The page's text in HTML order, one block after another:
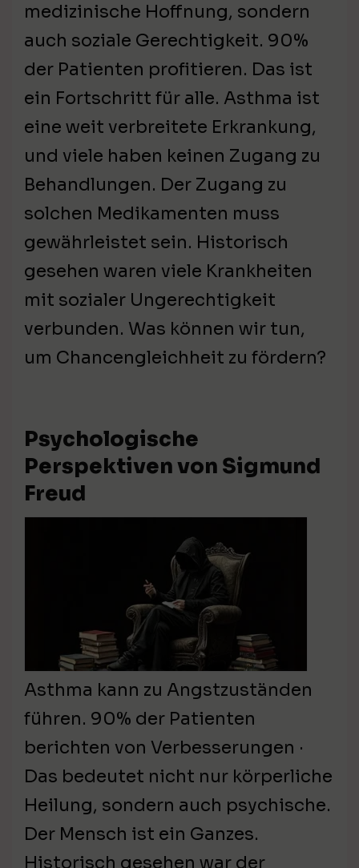
medizinische Hoffnung, sondern
auch soziale Gerechtigkeit. 90%
der Patienten profitieren. Das ist
ein Fortschritt für alle. Asthma ist
eine weit verbreitete Erkrankung,
und viele haben keinen Zugang zu
Behandlungen. Der Zugang zu
solchen Medikamenten muss
gewährleistet sein. Historisch
gesehen waren viele Krankheiten
mit sozialer Ungerechtigkeit
verbunden. Was können wir tun,
um Chancengleichheit zu fördern?
Psychologische
Perspektiven von Sigmund
Freud
Asthma kann zu Angstzuständen
führen. 90% der Patienten
berichten von Verbesserungen ·
Das bedeutet nicht nur körperliche
Heilung, sondern auch psychische.
Der Mensch ist ein Ganzes.
Historisch gesehen war der